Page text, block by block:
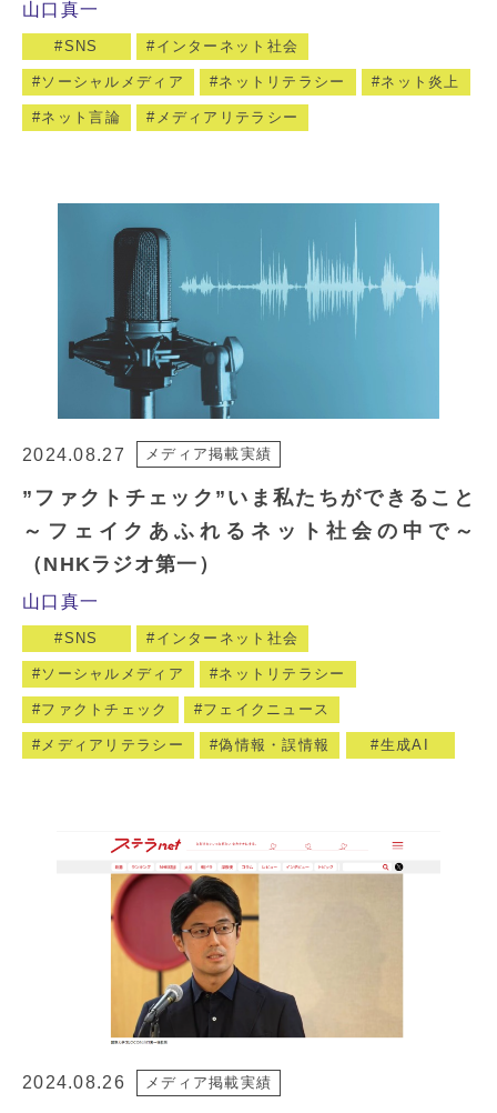
山口真一
SNS インターネット社会
ソーシャルメディア ネットリテラシー ネット炎上
ネット言論 メディアリテラシー
2024.08.27 メディア掲載実績
”ファクトチェック”いま私たちができること
～フェイクあふれるネット社会の中で～
（NHKラジオ第一）
山口真一
SNS インターネット社会
ソーシャルメディア ネットリテラシー
ファクトチェック フェイクニュース
メディアリテラシー 偽情報・誤情報 生成AI
2024.08.26 メディア掲載実績